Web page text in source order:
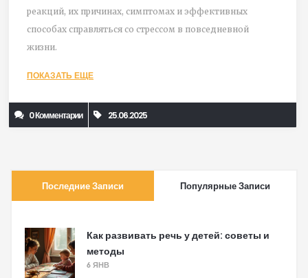
реакций, их причинах, симптомах и эффективных
способах справляться со стрессом в повседневной
жизни.
ПОКАЗАТЬ ЕЩЕ
0 Комментарии 25.06.2025
Последние Записи Популярные Записи
Как развивать речь у детей: советы и
методы
6 ЯНВ